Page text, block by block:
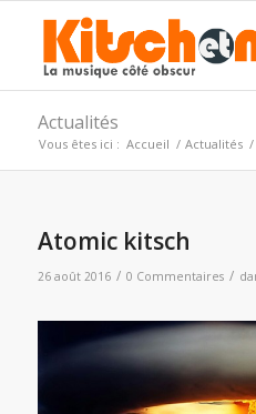
Actualités
Vous êtes ici : Accueil / Actualités /
Atomic kitsch
26 août 2016 / 0 Commentaires /